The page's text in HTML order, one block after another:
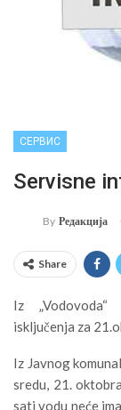
СЕРВИС
Servisne
By Редакција
Share
Iz
isključenja za
Iz Javnog
sredu, 21.
sati vodu neće